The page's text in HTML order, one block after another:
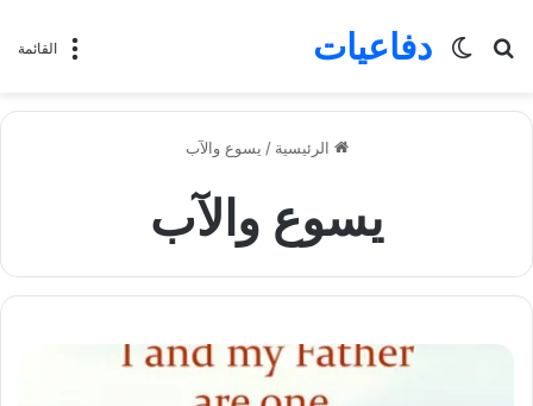
القائمة دفاعيات
بحث
الوضع
الرئيسية / يسوع والآب
يسوع والآب